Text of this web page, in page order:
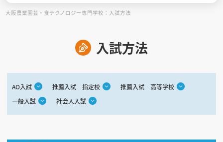
見学会WEB手引書
アンケートフォーム（学校用）
大阪農業園芸・食テクノロジー専門学校：入試方法
入試方法
AO入試 推薦入試 指定校
推薦入試 高等学校
一般入試
社会人入試